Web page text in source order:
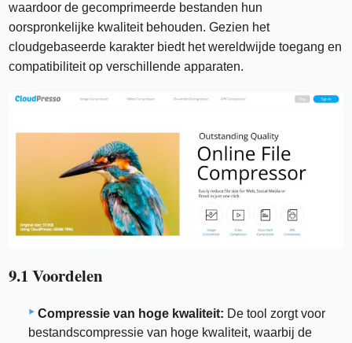
waardoor de gecomprimeerde bestanden hun
oorspronkelijke kwaliteit behouden. Gezien het
cloudgebaseerde karakter biedt het wereldwijde toegang en
compatibiliteit op verschillende apparaten.
9.1 Voordelen
Compressie van hoge kwaliteit: De tool zorgt voor
bestandscompressie van hoge kwaliteit, waarbij de